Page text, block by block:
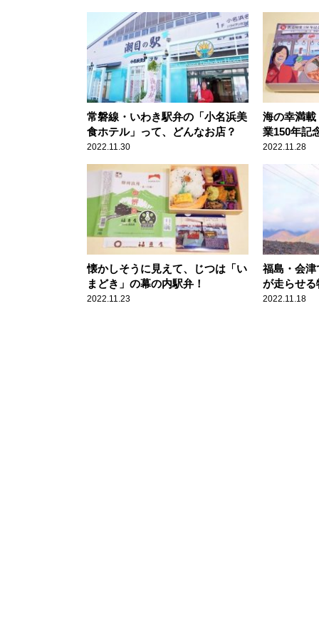
常磐線・いわき駅弁の「小名浜美
食ホテル」って、どんなお店？
2022.11.30
海の幸満
業150年記
なったもの
2022.11.28
懐かしそうに見えて、じつは「い
まどき」の幕の内駅弁！
2022.11.23
福島・会
が走らせ
るくるフ
2022.11.18